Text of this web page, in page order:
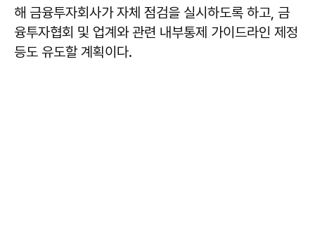
해 금융투자회사가 자체 점검을 실시하도록 하고, 금
융투자협회 및 업계와 관련 내부통제 가이드라인 제정
등도 유도할 계획이다.